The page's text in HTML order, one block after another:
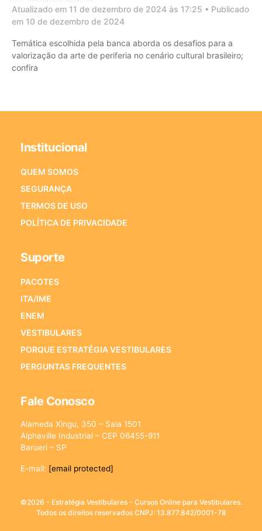
Atualizado em 11 de dezembro de 2024 às 17:25 • Publicado
em 10 de dezembro de 2024
Temática escolhida pela banca aborda os desafios para a
valorização da arte de periferia no cenário cultural brasileiro;
confira
Institucional
QUEM SOMOS
SEGURANÇA
TERMOS DE USO
POLÍTICA DE PRIVACIDADE
Suporte
PACOTES
ITA/IME
ENEM
VESTIBULARES
PORQUE ESTRATÉGIA VESTIBULARES
PERGUNTAS FREQUENTES
Fale Conosco
Alameda Xingu, 350 – Sala 1501
Alphaville Industrial – CEP 06455-911
Barueri – SP
E-mail: [email protected]
©2026 - Estratégia Vestibulares - Cursos Online para Vestibulares.
Todos os direitos reservados CNPJ: 13.877.842/0001-78